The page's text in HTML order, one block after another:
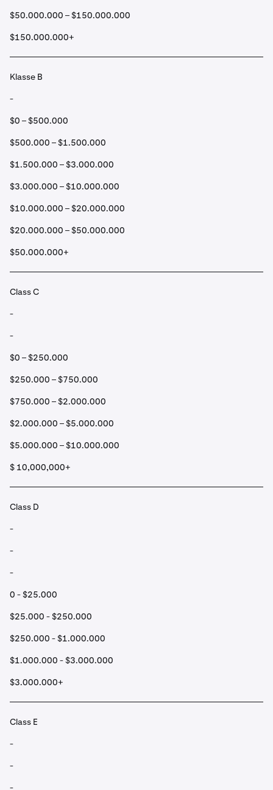
$50.000.000 – $150.000.000
$150.000.000+
Klasse B
-
$0 – $500.000
$500.000 – $1.500.000
$1.500.000 – $3.000.000
$3.000.000 – $10.000.000
$10.000.000 – $20.000.000
$20.000.000 – $50.000.000
$50.000.000+
Class C
-
-
$0 – $250.000
$250.000 – $750.000
$750.000 – $2.000.000
$2.000.000 – $5.000.000
$5.000.000 – $10.000.000
$ 10,000,000+
Class D
-
-
-
0 - $25.000
$25.000 - $250.000
$250.000 - $1.000.000
$1.000.000 - $3.000.000
$3.000.000+
Class E
-
-
-